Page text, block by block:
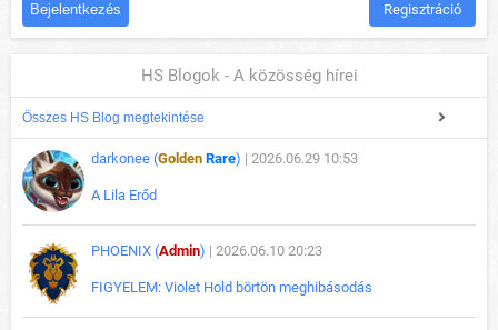
Regisztráció
HS Blogok - A közösség hírei
Összes HS Blog megtekintése
darkonee (Golden Rare) | 2026.06.29 10:53
A Lila Erőd
PHOENIX (Admin) | 2026.06.10 20:23
FIGYELEM: Violet Hold börtön meghibásodás